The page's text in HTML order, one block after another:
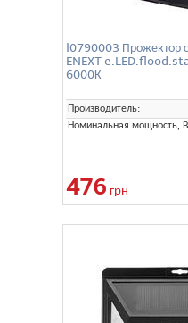
l0790003 Прожектор
ENEXT
6000К
Производитель:
Номинальная мощность,
476 грн